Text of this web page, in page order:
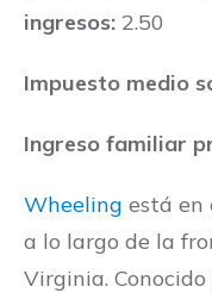
ingresos: 2.50
Impuesto medio
Ingreso familiar
Wheeling está en
a lo largo de la
Virginia.